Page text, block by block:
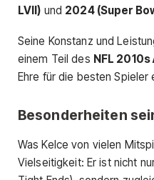
LVII) und 2024 (Super
Seine Konstanz und
einem Teil des NFL
Ehre für die besten Spieler
Besonderheiten
Was Kelce von vielen
Vielseitigkeit: Er ist nicht